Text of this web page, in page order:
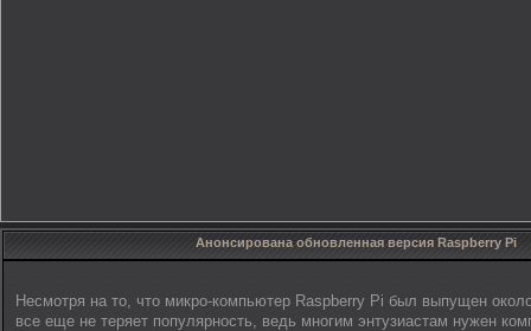
Анонсирована обновленная версия Raspberry Pi
Несмотря на то, что микро-компьютер Raspberry Pi был выпущен
все еще не теряет популярность, ведь многим энтузиастам нужен